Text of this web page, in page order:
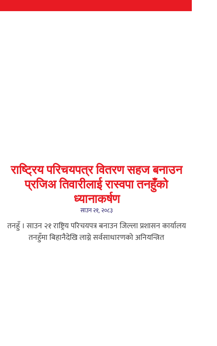
राष्ट्रिय परिचयपत्र वितरण सहज बनाउन
प्रजिअ तिवारीलाई रास्वपा तनहुँको
ध्यानाकर्षण
साउन २१, २०८३
तनहुँ । साउन २१ राष्ट्रिय परिचयपत्र बनाउन जिल्ला प्रशासन कार्यालय
तनहुँमा बिहानैदेखि लाग्ने सर्वसाधारणको अनियन्त्रित